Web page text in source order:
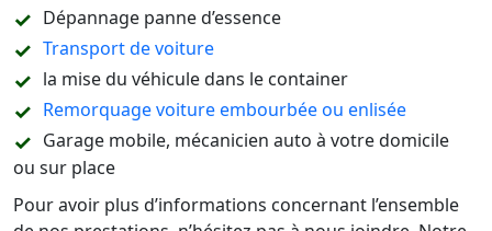
Dépannage panne d’essence
Transport de voiture
la mise du véhicule dans le container
Remorquage voiture embourbée ou enlisée
Garage mobile, mécanicien auto à votre domicile
ou sur place
Pour avoir plus d’informations concernant l’ensemble